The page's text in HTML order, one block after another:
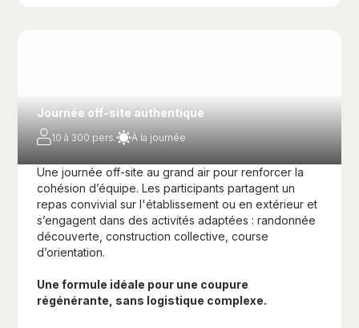
Journée off-site authentique
10 à 300 pers. À la journée
Une journée off-site au grand air pour renforcer la
cohésion d’équipe. Les participants partagent un
repas convivial sur l'établissement ou en extérieur et
s’engagent dans des activités adaptées : randonnée
découverte, construction collective, course
d’orientation.
Une formule idéale pour une coupure
régénérante, sans logistique complexe.